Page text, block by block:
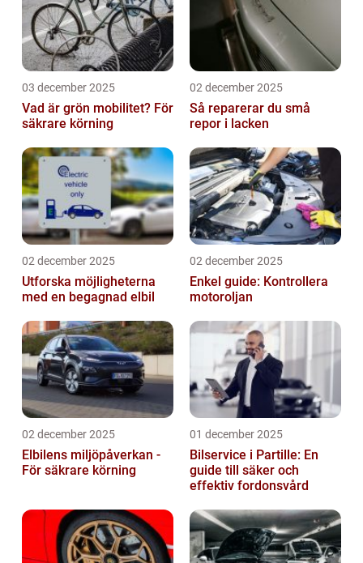
03 december 2025
Vad är grön mobilitet? För
säkrare körning
02 december 2025
Så reparerar du små
repor i lacken
02 december 2025
Utforska möjligheterna
med en begagnad elbil
02 december 2025
Enkel guide: Kontrollera
motoroljan
02 december 2025
Elbilens miljöpåverkan -
För säkrare körning
01 december 2025
Bilservice i Partille: En
guide till säker och
effektiv fordonsvård